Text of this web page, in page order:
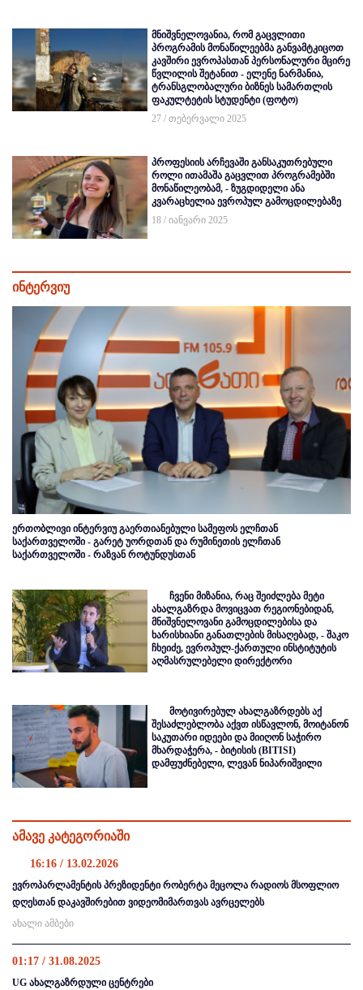
მნიშვნელოვანია, რომ გაცვლითი
პროგრამის მონაწილეებმა განვამტკიცოთ
კავშირი ევროპასთან პერსონალური მცირე
წვლილის შეტანით - ელენე ნარმანია,
ტრანსგლობალური ბიზნეს სამართლის
ფაკულტეტის სტუდენტი (ფოტო)
27 / თებერვალი 2025
პროფესიის არჩევაში განსაკუთრებული
როლი ითამაშა გაცვლით პროგრამებში
მონაწილეობამ, - ზუგდიდელი ანა
კვარაცხელია ევროპულ გამოცდილებაზე
18 / იანვარი 2025
ინტერვიუ
ერთობლივი ინტერვიუ გაერთიანებული სამეფოს ელჩთან
საქართველოში - გარეტ უორდთან და რუმინეთის ელჩთან
საქართველოში - რაზვან როტუნდუსთან
ჩვენი მიზანია, რაც შეიძლება მეტი
ახალგაზრდა მოვიცვათ რეგიონებიდან,
მნიშვნელოვანი გამოცდილებისა და
ხარისხიანი განათლების მისაღებად, - შაკო
ჩხეიძე, ევროპულ-ქართული ინსტიტუტის
აღმასრულებელი დირექტორი
მოტივირებულ ახალგაზრდებს აქ
შესაძლებლობა აქვთ ისწავლონ, მოიტანონ
საკუთარი იდეები და მიიღონ საჭირო
მხარდაჭერა, - ბიტისის (BITISI)
დამფუძნებელი, ლევან ნიპარიშვილი
ამავე კატეგორიაში
16:16 / 13.02.2026
ევროპარლამენტის პრეზიდენტი რობერტა მეცოლა რადიოს მსოფლიო
დღესთან დაკავშირებით ვიდეომიმართვას ავრცელებს
ახალი ამბები
01:17 / 31.08.2025
UG ახალგაზრდული ცენტრები